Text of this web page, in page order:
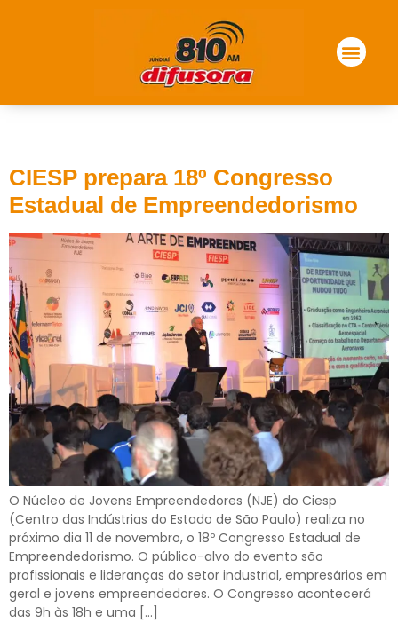
CIESP prepara 18º Congresso
Estadual de Empreendedorismo
O Núcleo de Jovens Empreendedores (NJE) do Ciesp
(Centro das Indústrias do Estado de São Paulo) realiza no
próximo dia 11 de novembro, o 18º Congresso Estadual de
Empreendedorismo. O público-alvo do evento são
profissionais e lideranças do setor industrial, empresários em
geral e jovens empreendedores. O Congresso acontecerá
das 9h às 18h e uma […]